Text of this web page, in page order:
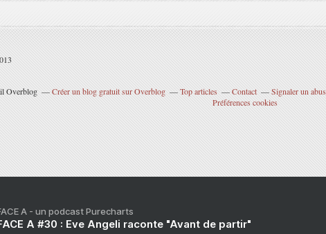
Overblog Créer un blog gratuit sur Overblog Top articles Contact Signaler un abus
Préférences cookies
A - un podcast Purecharts
A #30 : Eve Angeli raconte "Avant de partir"